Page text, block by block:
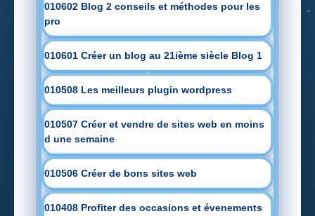
010602 Blog 2 conseils et méthodes pour les
pro
010601 Créer un blog au 21ième siècle Blog 1
010508 Les meilleurs plugin wordpress
010507 Créer et vendre de sites web en moins
d une semaine
010506 Créer de bons sites web
010408 Profiter des occasions et évenements